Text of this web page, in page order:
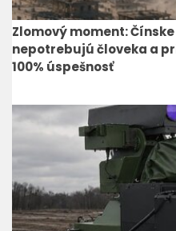
Zlomový moment:
nepotrebujú človeka a
100% úspešnosť